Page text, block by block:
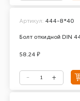
Болт откидной DIN
Артикул: 444-8*40
58.24 ₽